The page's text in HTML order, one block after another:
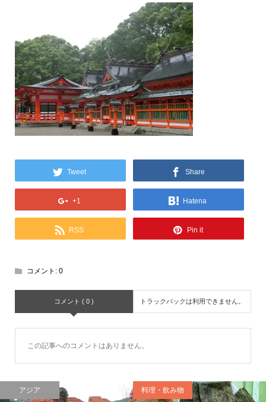
Tweet Share
+1 Hatena
RSS Pin it
コメント: 0
コメント ( 0 ) トラックバックは利用できません。
この記事へのコメントはありません。
アジア 料理・飲み物